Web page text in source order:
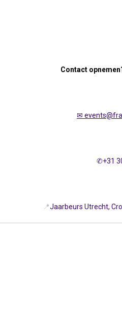
Contact
✉
✆+31
📍Jaarbeurs Utrecht,